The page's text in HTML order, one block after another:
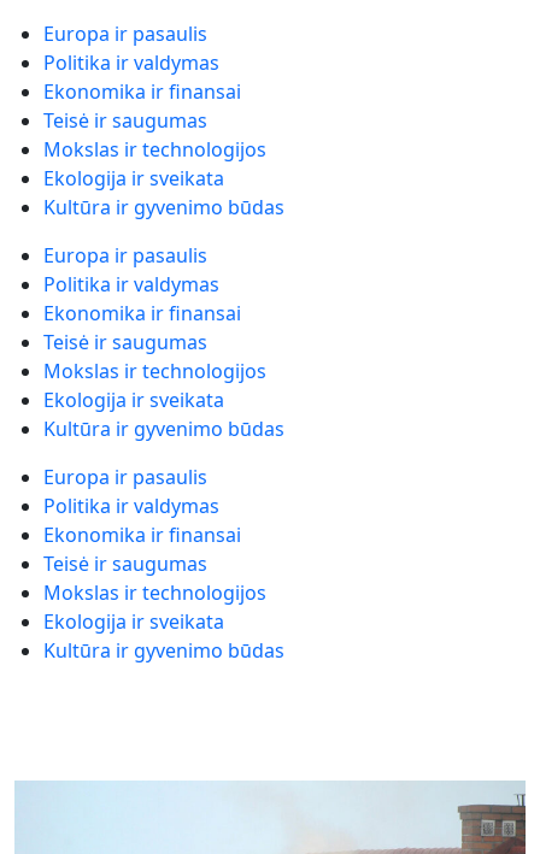
Europa ir pasaulis
Politika ir valdymas
Ekonomika ir finansai
Teisė ir saugumas
Mokslas ir technologijos
Ekologija ir sveikata
Kultūra ir gyvenimo būdas
Europa ir pasaulis
Politika ir valdymas
Ekonomika ir finansai
Teisė ir saugumas
Mokslas ir technologijos
Ekologija ir sveikata
Kultūra ir gyvenimo būdas
Europa ir pasaulis
Politika ir valdymas
Ekonomika ir finansai
Teisė ir saugumas
Mokslas ir technologijos
Ekologija ir sveikata
Kultūra ir gyvenimo būdas